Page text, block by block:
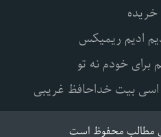
خریده
ادیم ریمیکس
برای خودم نه تو
بیت خداحافظ غریبی
مطالب محفوظ است